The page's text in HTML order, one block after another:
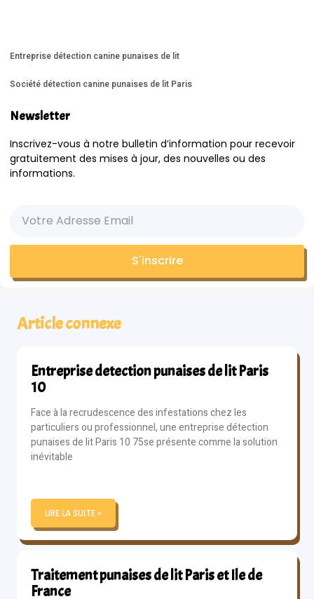
Entreprise détection canine punaises de lit
Société détection canine punaises de lit Paris
Newsletter
Inscrivez-vous à notre bulletin d’information pour recevoir
gratuitement des mises à jour, des nouvelles ou des
informations.
S'inscrire
Article connexe
Entreprise detection punaises de lit Paris
10
Face à la recrudescence des infestations chez les
particuliers ou professionnel, une entreprise détection
punaises de lit Paris 10 75se présente comme la solution
inévitable
LIRE LA SUITE »
Traitement punaises de lit Paris et Ile de
France